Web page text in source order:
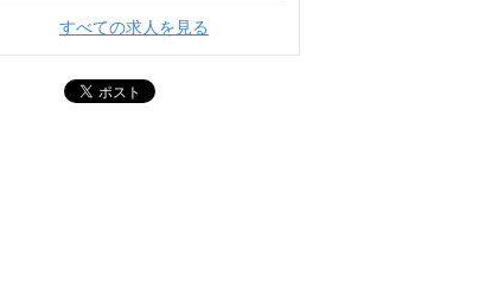
すべての求人を見る